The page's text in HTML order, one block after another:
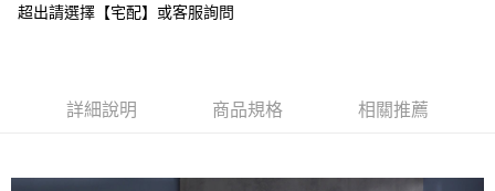
結帳頁面，進行簡訊認證並確認金額後，即可完成結帳。
購買商品的店家。未經商家同意取消之訂單仍視為有效，需透過AFTEE先享
付款後全家取貨
每筆NT$60，滿NT$499(含以上)免運費
每筆NT$60，滿NT$499(含以上)免運費
超出請選擇【宅配】或客服詢問
詳細說明 商品規格 相關推薦